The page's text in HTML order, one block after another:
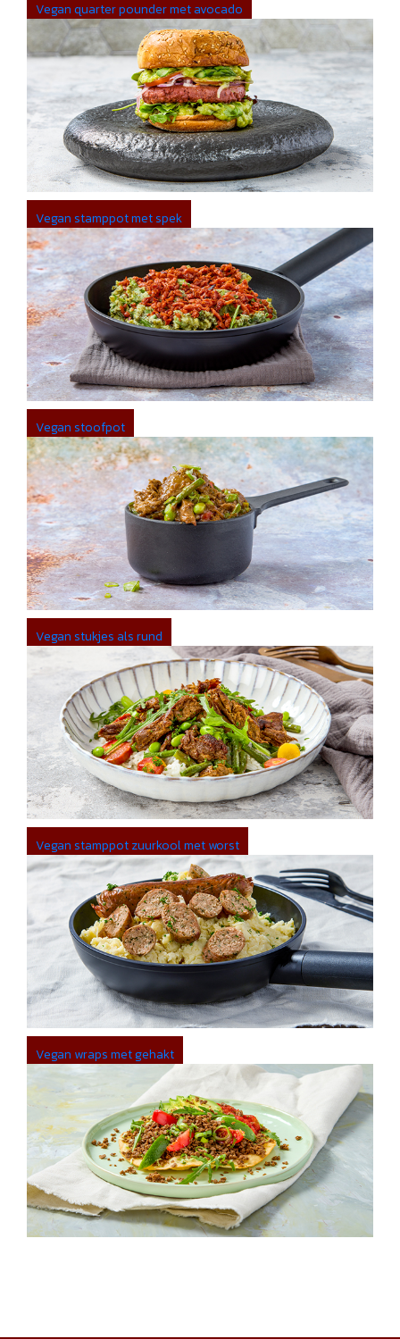
Vegan quarter pounder met avocado
Vegan stamppot met spek
Vegan stoofpot
Vegan stukjes als rund
Vegan stamppot zuurkool met worst
Vegan wraps met gehakt